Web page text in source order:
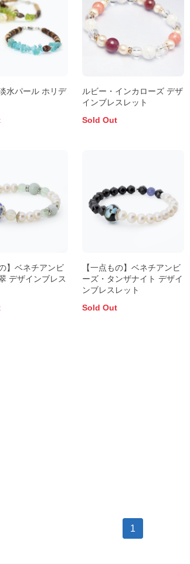
水パール ホリデ
ルビー・インカローズ デザ
インブレスレット
Sold Out
】ベネチアンビ
デザインブレス
【一点もの】ベネチアンビ
ーズ・タンザナイト デザイ
ンブレスレット
Sold Out
1